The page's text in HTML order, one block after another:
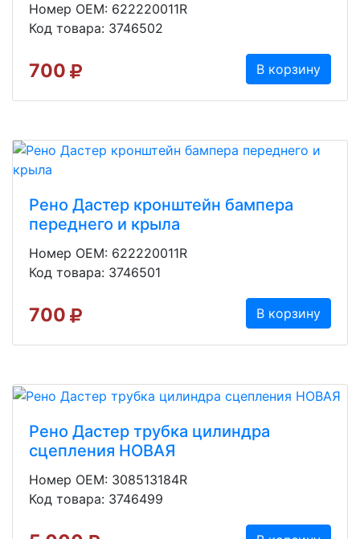
Номер OEM: 622220011R
Код товара: 3746502
700 В корзину
Рено Дастер кронштейн бампера
переднего и крыла
Номер OEM: 622220011R
Код товара: 3746501
700 В корзину
Рено Дастер трубка цилиндра
сцепления НОВАЯ
Номер OEM: 308513184R
Код товара: 3746499